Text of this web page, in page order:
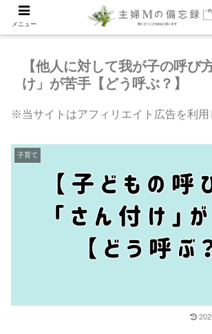
【他人に対して我が子の呼び
け」が苦手【どう呼ぶ？】
※当サイトはアフィリエイト広告を利用
子育て
メニュー